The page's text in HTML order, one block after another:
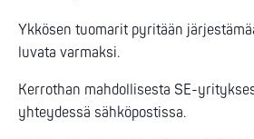
Ykkösen tuomarit pyritään
luvata varmaksi.
Kerrothan mahdollisesta SE-
yhteydessä sähköpostissa.